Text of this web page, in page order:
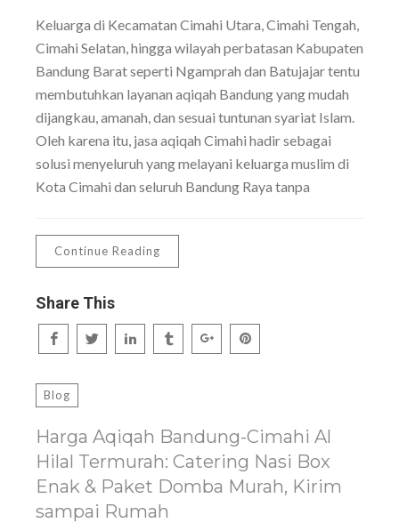
Keluarga di Kecamatan Cimahi Utara, Cimahi Tengah,
Cimahi Selatan, hingga wilayah perbatasan Kabupaten
Bandung Barat seperti Ngamprah dan Batujajar tentu
membutuhkan layanan aqiqah Bandung yang mudah
dijangkau, amanah, dan sesuai tuntunan syariat Islam.
Oleh karena itu, jasa aqiqah Cimahi hadir sebagai
solusi menyeluruh yang melayani keluarga muslim di
Kota Cimahi dan seluruh Bandung Raya tanpa
Continue Reading
Share This
Blog
Harga Aqiqah Bandung-Cimahi Al
Hilal Termurah: Catering Nasi Box
Enak & Paket Domba Murah, Kirim
sampai Rumah